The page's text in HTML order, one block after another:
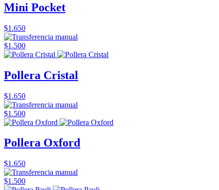
Mini Pocket
$1.650
$1.500
Pollera Cristal
$1.650
$1.500
Pollera Oxford
$1.650
$1.500